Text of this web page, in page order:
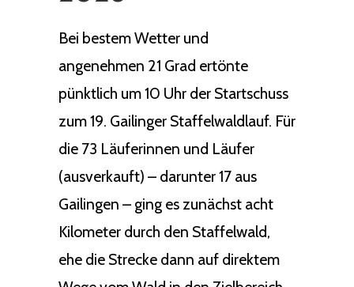
Bei bestem Wetter und
angenehmen 21 Grad ertönte
pünktlich um 10 Uhr der Startschuss
zum 19. Gailinger Staffelwaldlauf. Für
die 73 Läuferinnen und Läufer
(ausverkauft) – darunter 17 aus
Gailingen – ging es zunächst acht
Kilometer durch den Staffelwald,
ehe die Strecke dann auf direktem